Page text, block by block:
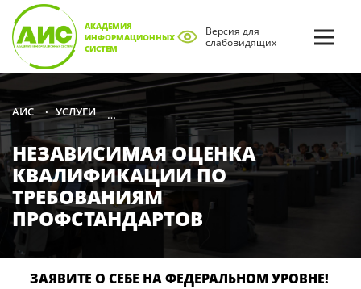
АКАДЕМИЯ
ИНФОРМАЦИОННЫХ
СИСТЕМ
Версия для
слабовидящих
АИС • УСЛУГИ • НЕЗАВИСИМАЯ ОЦЕНКА КВАЛИФИКАЦИИ
НЕЗАВИСИМАЯ ОЦЕНКА
КВАЛИФИКАЦИИ ПО
ТРЕБОВАНИЯМ
ПРОФСТАНДАРТОВ
ЗАЯВИТЕ О СЕБЕ НА ФЕДЕРАЛЬНОМ УРОВНЕ!